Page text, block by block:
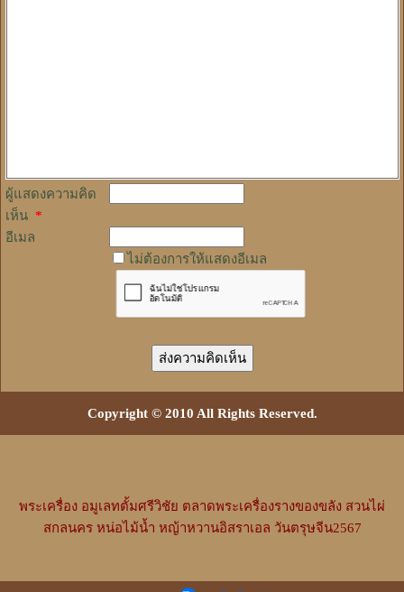
ผู้แสดงความคิด
เห็น *
อีเมล
ไม่ต้องการให้แสดงอีเมล
Copyright © 2010 All Rights Reserved.
พระเครื่อง อมูเลทตั้มศรีวิชัย ตลาดพระเครื่องรางของขลัง สวนไผ่
สกลนคร หน่อไม้น้ำ หญ้าหวานอิสราเอล วันตรุษจีน2567